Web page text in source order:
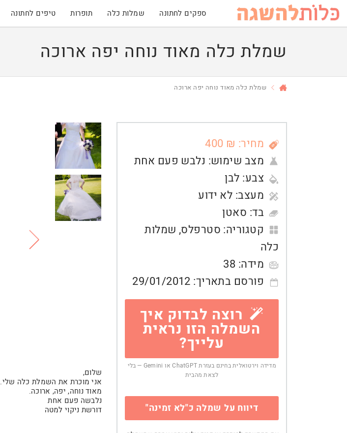
ספקים לחתונה שמלות כלה תופרות טיפים לחתונה
שמלת כלה מאוד נוחה יפה ארוכה
שמלת כלה מאוד נוחה יפה ארוכה
מחיר: ₪ 400
מצב שימוש: נלבש פעם אחת
צבע: לבן
מעצב: לא ידוע
בד: סאטן
קטגוריה: סטרפלס, שמלות
כלה
מידה: 38
פורסם בתאריך: 29/01/2012
רוצה לבדוק איך
השמלה הזו נראית
עלייך?
מדידה וירטואלית בחינם בעזרת ChatGPT או Gemini — בלי
לצאת מהבית
דיווח על שמלה כ"לא זמינה"
שלום,
אני מוכרת את השמלת כלה שלי.
מאוד נוחה, יפה, ארוכה.
נלבשה פעם אחת
דורשת ניקוי למטה